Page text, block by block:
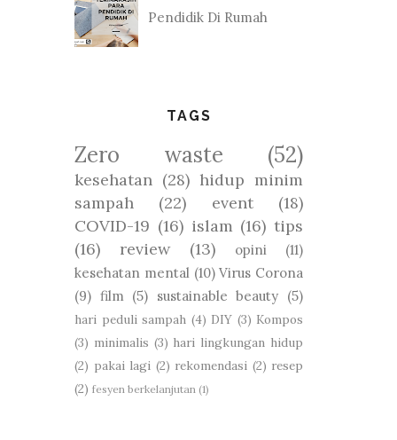
Pendidik Di Rumah
TAGS
Zero waste (52)
kesehatan (28) hidup minim
sampah
(22) event
(18)
COVID-19 (16) islam (16) tips
(16)
review (13) opini
(11)
kesehatan mental (10) Virus Corona
(9) film (5) sustainable beauty (5)
hari peduli sampah (4) DIY (3) Kompos
(3) minimalis (3) hari lingkungan hidup
(2) pakai lagi (2) rekomendasi (2) resep
(2) fesyen berkelanjutan (1)